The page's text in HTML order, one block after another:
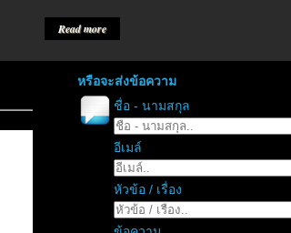
Read more
หรือจะส่งข้อความ
ชื่อ - นามสกุล
อีเมล์
หัวข้อ / เรื่อง